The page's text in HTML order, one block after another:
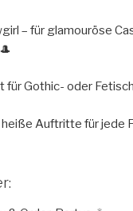
– für glamouröse
für Gothic- oder
heiße Auftritte für jede